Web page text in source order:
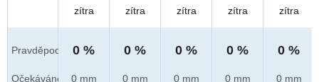
Pravděpod.
Očekáváno
zítra
0 %
0 mm
zítra
0 %
0 mm
zítra
0 %
0 mm
zítra
0 %
0 mm
zítra
0 %
0 mm